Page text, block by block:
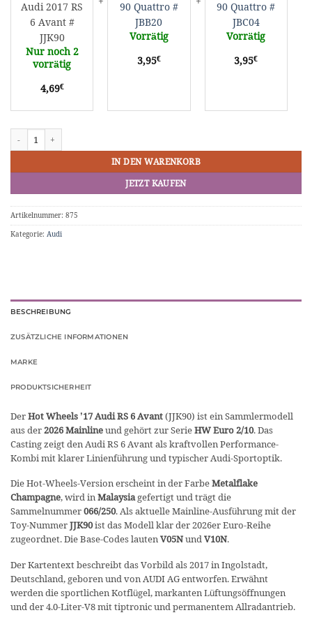
#
JJK90
Audi 2017 RS
6 Avant #
JJK90
Nur noch 2
vorrätig
4,69€
90 Quattro #
JBB20
Vorrätig
3,95€
90 Quattro #
JBC04
Vorrätig
3,95€
IN DEN WARENKORB
JETZT KAUFEN
Artikelnummer: 875
Kategorie: Audi
BESCHREIBUNG
ZUSÄTZLICHE INFORMATIONEN
MARKE
PRODUKTSICHERHEIT
DerHot Wheels ’17 Audi RS 6 Avant(JJK90) ist ein Sammlermodell
aus der2026 Mainlineund gehört zur SerieHW Euro 2/10. Das
Casting zeigt den Audi RS 6 Avant als kraftvollen Performance-
Kombi mit klarer Linienführung und typischer Audi-Sportoptik.
Die Hot-Wheels-Version erscheint in der FarbeMetalflake
Champagne, wird inMalaysiagefertigt und trägt die
Sammelnummer066/250. Als aktuelle Mainline-Ausführung mit der
Toy-NummerJJK90ist das Modell klar der 2026er Euro-Reihe
zugeordnet. Die Base-Codes lautenV05NundV10N.
Der Kartentext beschreibt das Vorbild als 2017 in Ingolstadt,
Deutschland, geboren und von AUDI AG entworfen. Erwähnt
werden die sportlichen Kotflügel, markanten Lüftungsöffnungen
und der 4.0-Liter-V8 mit tiptronic und permanentem Allradantrieb.